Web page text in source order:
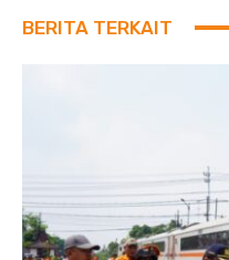
BERITA TERKAIT